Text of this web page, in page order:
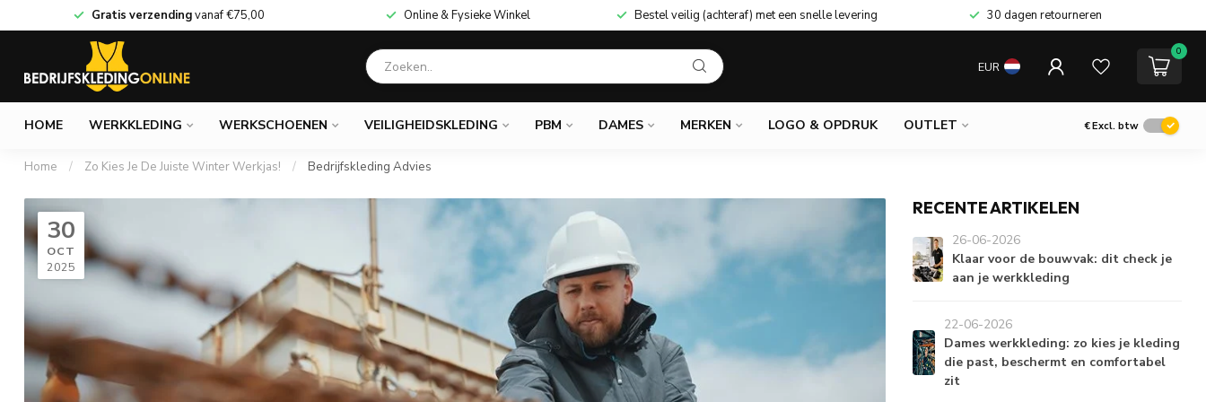
Gratis verzendingvanaf€75,00 Online & Fysieke Winkel Bestel veilig (achteraf) met een snelle levering 30 dagen retourneren
EUR
0
HOME WERKKLEDING WERKSCHOENEN VEILIGHEIDSKLEDING PBM DAMES MERKEN LOGO & OPDRUK OUTLET €Excl. btw
Home / Zo Kies Je De Juiste Winter Werkjas! / Bedrijfskleding Advies
30
OCT
2025
RECENTE ARTIKELEN
26-06-2026
Klaar voor de bouwvak: dit check je
aan je werkkleding
22-06-2026
Dames werkkleding: zo kies je kleding
die past, beschermt en comfortabel
zit